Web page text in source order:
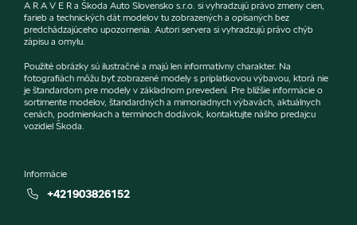
A R A V E R a Škoda Auto Slovensko s.r.o. si vyhradzujú právo zmeny cien,
farieb a technických dát modelov tu zobrazených a opísaných bez
predchádzajúceho upozornenia. Autori servera si vyhradzujú právo chýb
zápisu a omylu.
Použité obrázky sú ilustračné a majú len informatívny charakter. Na
fotografiách môžu byť zobrazené modely s príplatkovou výbavou, ktorá nie
je štandardom pre modely v základnom prevedení. Pre bližšie informácie o
sortimente modelov, štandardných a mimoriadnych výbavách, aktuálnych
cenách, podmienkach a termínoch dodávok, kontaktujte nášho predajcu
vozidiel Škoda.
Informácie
+421903826152